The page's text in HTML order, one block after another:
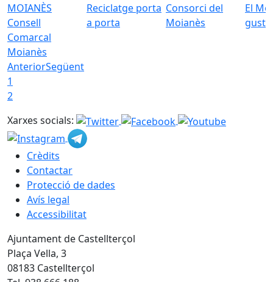
Consell
Comarcal
Moianès
Reciclatge porta
a porta
Consorci del
Moianès
El
gust
AnteriorSegüent
1
2
Xarxes socials:
Crèdits
Contactar
Protecció de dades
Avís legal
Accessibilitat
Ajuntament de Castellterçol
Plaça Vella, 3
08183 Castellterçol